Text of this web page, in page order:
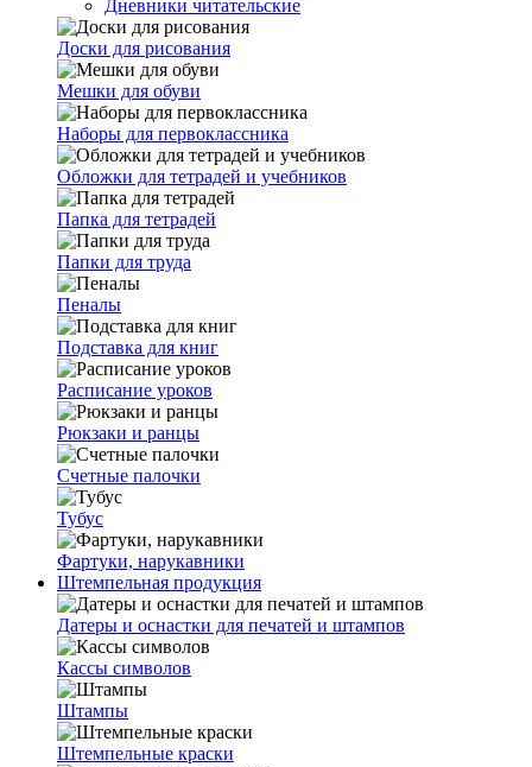
Дневники читательские
Доски для рисования
Мешки для обуви
Наборы для первоклассника
Обложки для тетрадей и учебников
Папка для тетрадей
Папки для труда
Пеналы
Подставка для книг
Расписание уроков
Рюкзаки и ранцы
Счетные палочки
Тубус
Фартуки, нарукавники
Штемпельная продукция
Датеры и оснастки для печатей и штампов
Кассы символов
Штампы
Штемпельные краски